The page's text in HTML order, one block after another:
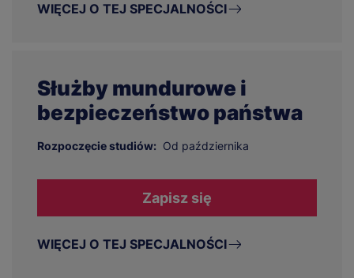
WIĘCEJ O TEJ SPECJALNOŚCI
Służby mundurowe i
bezpieczeństwo państwa
Rozpoczęcie studiów: Od października
Zapisz się
WIĘCEJ O TEJ SPECJALNOŚCI